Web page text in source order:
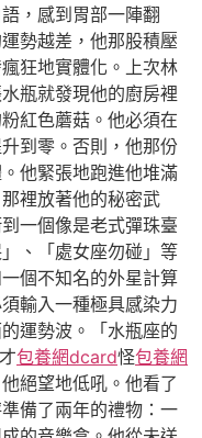
，感到胃部一陣翻
勢越差，他那股積壓
狂地實體化。上次林
瓶就發現他的廚房裡
紅色蘑菇。他必須在
到零。否則，他那份
他緊張地跑進他堆滿
裡放著他的秘密武
一個像是老式彈珠臺
、「處女座勿碰」等
個不知名的外星計算
輸入一種極具感染力
運勢波。「水瓶座的
包養網dcard怪包養網
絕望地低吼。他看了
備了兩年的禮物：一